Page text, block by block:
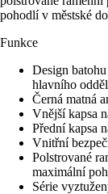
pohodlí v městské
Funkce
Design
hlavního
Černá matná
Vnější kapsa
Přední kapsa
Vnitřní
Polstrované
maximální
Série